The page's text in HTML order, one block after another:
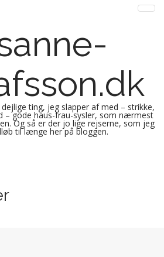
ting, jeg slapper af med – strikke,
– gode haus-frau-sysler, som nærmest
Og så er der jo lige rejserne, som jeg
til længe her på bloggen.